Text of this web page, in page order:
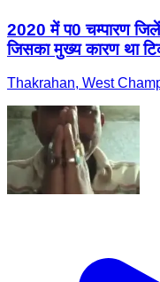
2020 में प0 चम्पारण जिलें
जिसका मुख्य कारण था
Thakrahan, West